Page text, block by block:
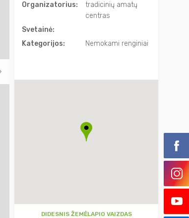
Organizatorius:
tradicinių amatų
centras
Svetainė:
Kategorijos:
Nemokami renginiai
DIDESNIS ŽEMĖLAPIO VAIZDAS